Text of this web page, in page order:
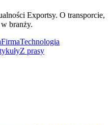
Exportsy. O transporcie,
branży.
FirmaTechnologia
Z prasy